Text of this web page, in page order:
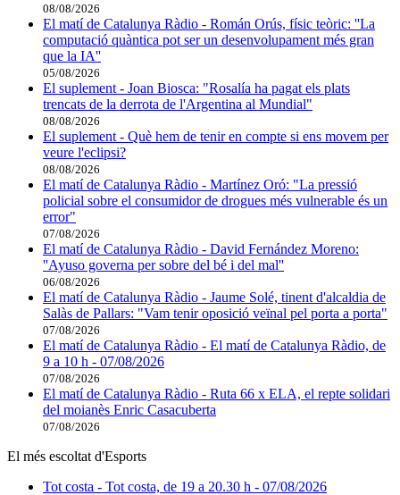
08/08/2026
El matí de Catalunya Ràdio - Román Orús, físic teòric: ''La
computació quàntica pot ser un desenvolupament més gran
que la IA''
05/08/2026
El suplement - Joan Biosca: "Rosalía ha pagat els plats
trencats de la derrota de l'Argentina al Mundial"
08/08/2026
El suplement - Què hem de tenir en compte si ens movem per
veure l'eclipsi?
08/08/2026
El matí de Catalunya Ràdio - Martínez Oró: "La pressió
policial sobre el consumidor de drogues més vulnerable és un
error"
07/08/2026
El matí de Catalunya Ràdio - David Fernández Moreno:
''Ayuso governa per sobre del bé i del mal''
06/08/2026
El matí de Catalunya Ràdio - Jaume Solé, tinent d'alcaldia de
Salàs de Pallars: "Vam tenir oposició veïnal pel porta a porta"
07/08/2026
El matí de Catalunya Ràdio - El matí de Catalunya Ràdio, de
9 a 10 h - 07/08/2026
07/08/2026
El matí de Catalunya Ràdio - Ruta 66 x ELA, el repte solidari
del moianès Enric Casacuberta
07/08/2026
El més escoltat d'Esports
Tot costa - Tot costa, de 19 a 20.30 h - 07/08/2026